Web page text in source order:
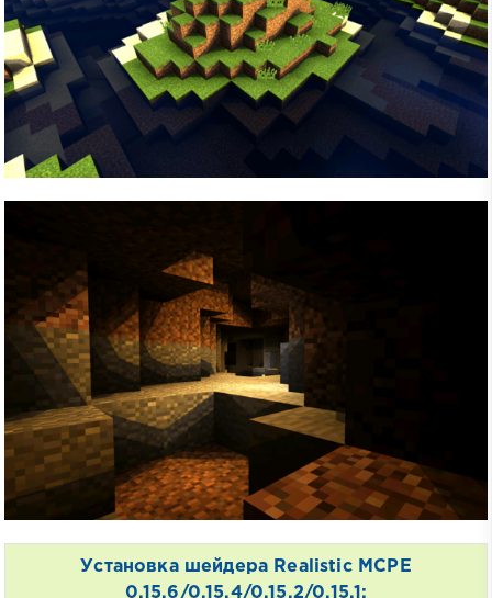
Установка шейдера Realistic MCPE
0.15.6/0.15.4/0.15.2/0.15.1: